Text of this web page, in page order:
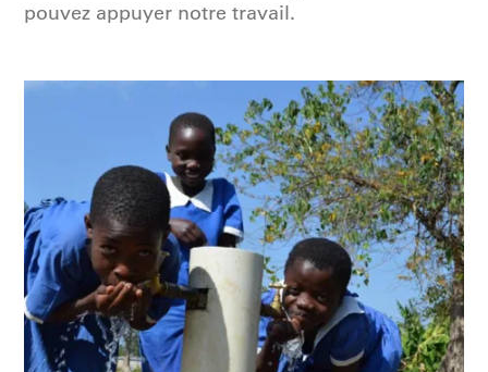
pouvez appuyer notre travail.